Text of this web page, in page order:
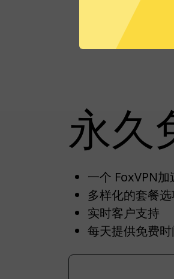
永久
一个 FoxVPN
多样化的套餐
实时客户支持
每天提供免费时